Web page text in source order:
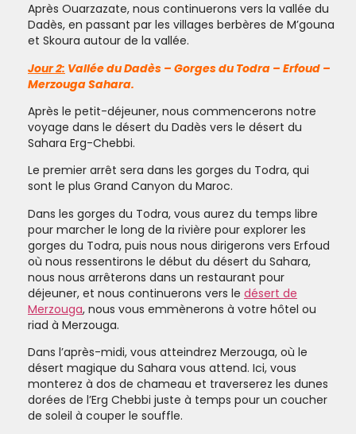
Après Ouarzazate, nous continuerons vers la vallée du
Dadès, en passant par les villages berbères de M’gouna
et Skoura autour de la vallée.
Jour 2: Vallée du Dadès – Gorges du Todra – Erfoud –
Merzouga Sahara.
Après le petit-déjeuner, nous commencerons notre
voyage dans le désert du Dadès vers le désert du
Sahara Erg-Chebbi.
Le premier arrêt sera dans les gorges du Todra, qui
sont le plus Grand Canyon du Maroc.
Dans les gorges du Todra, vous aurez du temps libre
pour marcher le long de la rivière pour explorer les
gorges du Todra, puis nous nous dirigerons vers Erfoud
où nous ressentirons le début du désert du Sahara,
nous nous arrêterons dans un restaurant pour
déjeuner, et nous continuerons vers le désert de
Merzouga, nous vous emmènerons à votre hôtel ou
riad à Merzouga.
Dans l’après-midi, vous atteindrez Merzouga, où le
désert magique du Sahara vous attend. Ici, vous
monterez à dos de chameau et traverserez les dunes
dorées de l’Erg Chebbi juste à temps pour un coucher
de soleil à couper le souffle.